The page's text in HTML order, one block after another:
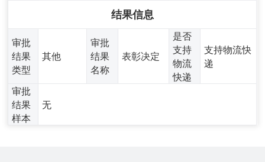
结果信息
审批
结果
类型
其他
审批
结果
名称
表彰决定
是否
支持
物流
快递
支持物流快
递
审批
结果
样本
无